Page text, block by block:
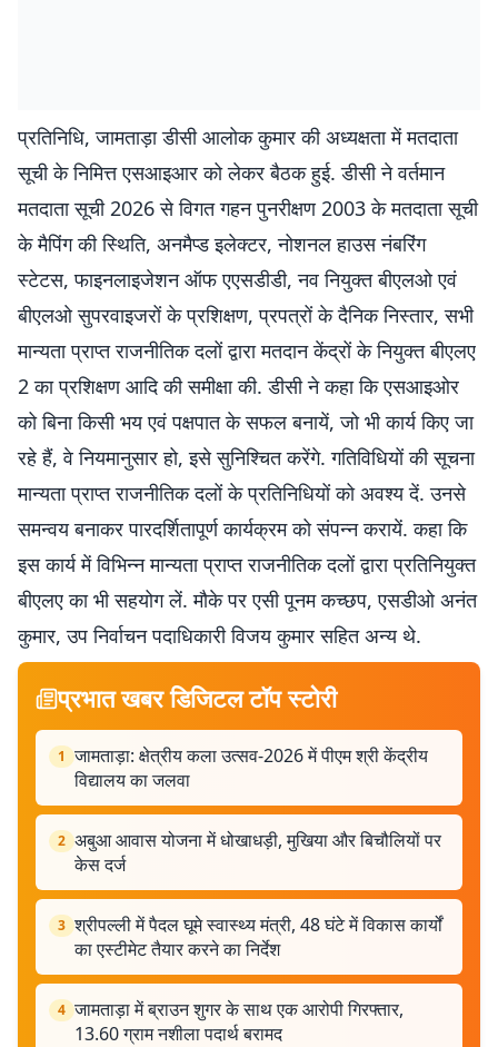
प्रतिनिधि, जामताड़ा डीसी आलोक कुमार की अध्यक्षता में मतदाता
सूची के निमित्त एसआइआर को लेकर बैठक हुई. डीसी ने वर्तमान
मतदाता सूची 2026 से विगत गहन पुनरीक्षण 2003 के मतदाता सूची
के मैपिंग की स्थिति, अनमैप्ड इलेक्टर, नोशनल हाउस नंबरिंग
स्टेटस, फाइनलाइजेशन ऑफ एएसडीडी, नव नियुक्त बीएलओ एवं
बीएलओ सुपरवाइजरों के प्रशिक्षण, प्रपत्रों के दैनिक निस्तार, सभी
मान्यता प्राप्त राजनीतिक दलों द्वारा मतदान केंद्रों के नियुक्त बीएलए
2 का प्रशिक्षण आदि की समीक्षा की. डीसी ने कहा कि एसआइओर
को बिना किसी भय एवं पक्षपात के सफल बनायें, जो भी कार्य किए जा
रहे हैं, वे नियमानुसार हो, इसे सुनिश्चित करेंगे. गतिविधियों की सूचना
मान्यता प्राप्त राजनीतिक दलों के प्रतिनिधियों को अवश्य दें. उनसे
समन्वय बनाकर पारदर्शितापूर्ण कार्यक्रम को संपन्न करायें. कहा कि
इस कार्य में विभिन्न मान्यता प्राप्त राजनीतिक दलों द्वारा प्रतिनियुक्त
बीएलए का भी सहयोग लें. मौके पर एसी पूनम कच्छप, एसडीओ अनंत
कुमार, उप निर्वाचन पदाधिकारी विजय कुमार सहित अन्य थे.
प्रभात खबर डिजिटल टॉप स्टोरी
1 जामताड़ा: क्षेत्रीय कला उत्सव-2026 में पीएम श्री केंद्रीय
विद्यालय का जलवा
2 अबुआ आवास योजना में धोखाधड़ी, मुखिया और बिचौलियों पर
केस दर्ज
3 श्रीपल्ली में पैदल घूमे स्वास्थ्य मंत्री, 48 घंटे में विकास कार्यों
का एस्टीमेट तैयार करने का निर्देश
4 जामताड़ा में ब्राउन शुगर के साथ एक आरोपी गिरफ्तार,
13.60 ग्राम नशीला पदार्थ बरामद